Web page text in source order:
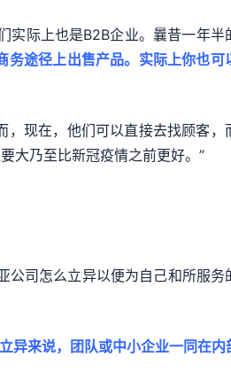
实际上也是B2B企业。曩昔一年半
途径上出售产品。实际上你也可
现在，他们可以直接去找顾客，
大乃至比新冠疫情之前更好。”
司怎么立异以便为自己和所服务
异来说，团队或中小企业一同在内